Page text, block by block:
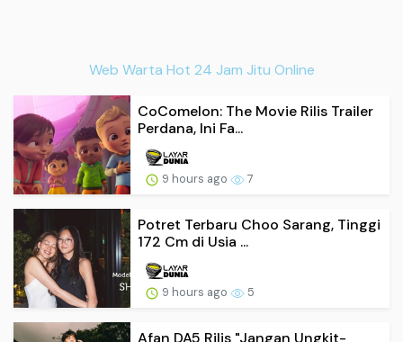
Web Warta Hot 24 Jam Jitu Online
CoComelon: The Movie Rilis Trailer
Perdana, Ini Fa...
9 hours ago 7
Potret Terbaru Choo Sarang, Tinggi
172 Cm di Usia ...
9 hours ago 5
Afan DA5 Rilis "Jangan Ungkit-